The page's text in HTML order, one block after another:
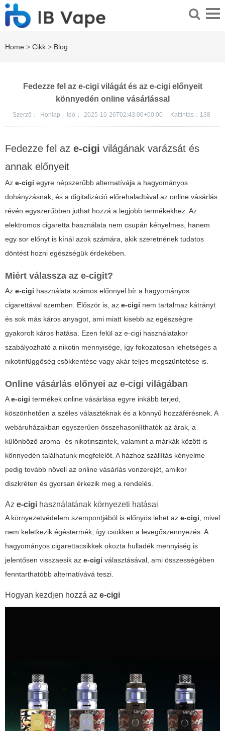
Home > Cikk > Blog
Fedezze fel az e-cigi világát és az e-cigi előnyeit
könnyedén online vásárlással
Szerző： Honlap Idő： 2025-10-26T02:43:00+00:00 Kattintás： 138
Fedezze fel az e-cigi világának varázsát és
annak előnyeit
Az e-cigi egyre népszerűbb alternatívája a hagyományos
dohányzásnak, és a digitalizáció előrehaladtával az online vásárlás
révén egyszerűbben juthat hozzá a legjobb termékekhez. Az
elektromos cigaretta használata nem csupán kényelmes, hanem
egy sor előnyt is kínál azok számára, akik szeretnének tudatos
döntést hozni egészségük érdekében.
Miért válassza az e-cigit?
Az e-cigi használata számos előnnyel bír a hagyományos
cigarettával szemben. Először is, az e-cigi nem tartalmaz kátrányt
és sok más káros anyagot, ami miatt kisebb az egészségre
gyakorolt káros hatása. Ezen felül az e-cigi használatakor
szabályozható a nikotin mennyisége, így fokozatosan lehetséges a
nikotinfüggőség csökkentése vagy akár teljes megszüntetése is.
Online vásárlás előnyei az e-cigi világában
Ae-cigi termékek online vásárlása egyre inkább terjed,
köszönhetően a széles választéknak és a könnyű hozzáférésnek. A
webáruházakban egyszerűen összehasonlíthatók az árak, a
különböző aroma- és nikotinszintek, valamint a márkák között is
könnyedén találhatunk megfelelőt. A házhoz szállítás kényelme
pedig tovább növeli az online vásárlás vonzerejét, amikor
diszkréten és gyorsan érkezik meg a rendelés.
Az e-cigi használatának környezeti hatásai
A környezetvédelem szempontjából is előnyös lehet az e-cigi, mivel
nem keletkezik égéstermék, így csökken a levegőszennyezés. A
hagyományos cigarettacsikkek okozta hulladék mennyiség is
jelentősen visszaesik az e-cigi választásával, ami összességében
fenntarthatóbb alternatívává teszi.
Hogyan kezdjen hozzá az e-cigi